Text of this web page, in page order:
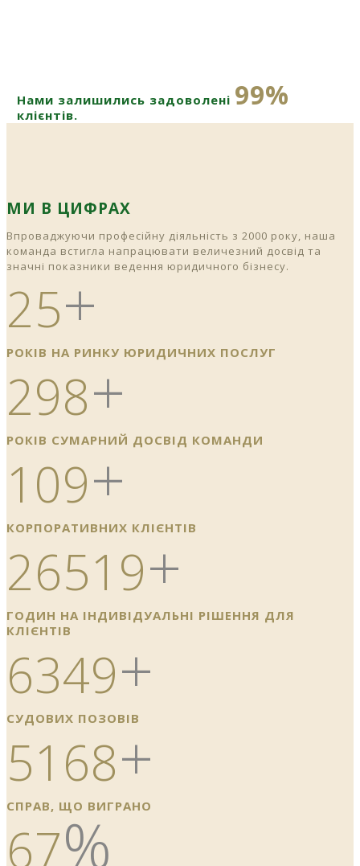
Нами залишились задоволені 99%
клієнтів.
МИ В ЦИФРАХ
Впроваджуючи професійну діяльність з 2000 року, наша
команда встигла напрацювати величезний досвід та
значні показники ведення юридичного бізнесу.
25+
РОКІВ НА РИНКУ ЮРИДИЧНИХ ПОСЛУГ
298+
РОКІВ СУМАРНИЙ ДОСВІД КОМАНДИ
109+
КОРПОРАТИВНИХ КЛІЄНТІВ
26519+
ГОДИН НА ІНДИВІДУАЛЬНІ РІШЕННЯ ДЛЯ
КЛІЄНТІВ
6349+
СУДОВИХ ПОЗОВІВ
5168+
СПРАВ, ЩО ВИГРАНО
67%